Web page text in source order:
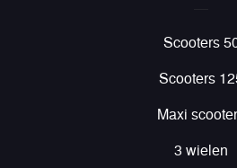
Scooters
Scooters
Maxi
3 wielen